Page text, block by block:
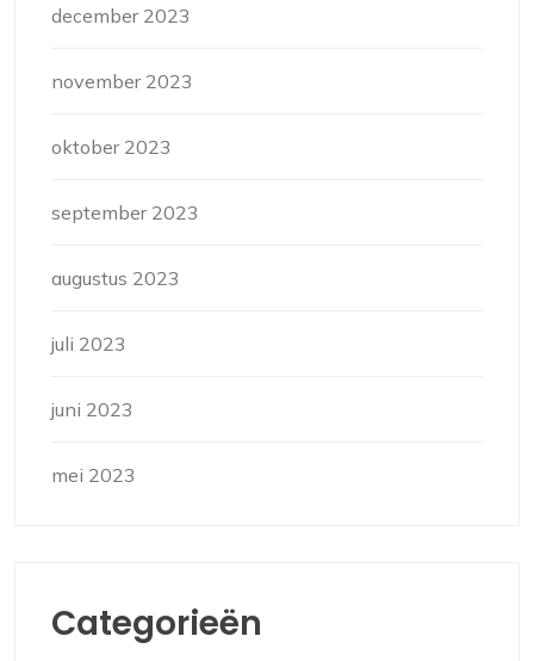
december 2023
november 2023
oktober 2023
september 2023
augustus 2023
juli 2023
juni 2023
mei 2023
Categorieën